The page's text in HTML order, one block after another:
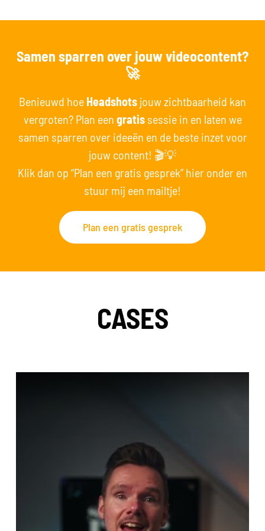
Samen sparren over jouw videocontent?
🚀
Benieuwd hoe Headshots jouw zichtbaarheid kan
vergroten? Plan een gratissessie in en laten we
samen sparren over ideeën en de beste inzet voor
jouw content! 🎬💡
Klik dan op “Plan een gratis gesprek” hier onder en
stuur mij een mailtje!
Plan een gratis gesprek
CASES